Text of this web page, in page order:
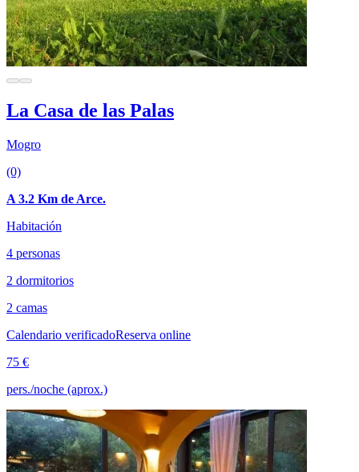
La Casa de las Palas
Mogro
(0)
A 3.2 Km de Arce.
Habitación
4 personas
2 dormitorios
2 camas
Calendario verificadoReserva online
75 €
pers./noche (aprox.)